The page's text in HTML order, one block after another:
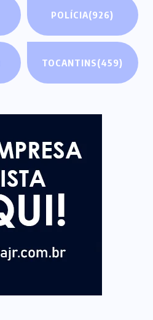
POLÍCIA(926)
TOCANTINS(459)